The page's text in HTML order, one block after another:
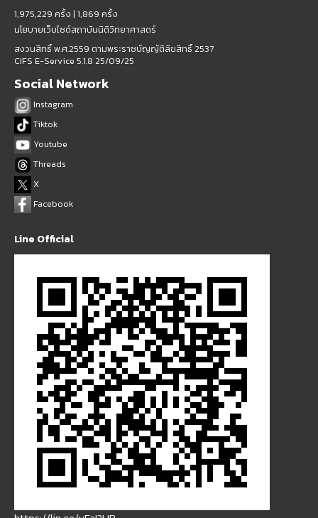
1,975,229 ครั้ง | 1,869 ครั้ง
นโยบายเว็บไซต์สถาบันนิติวิทยาศาสตร์
สงวนสิทธิ์ พ.ศ.2559 ตามพระราชบัญญัติลิขสิทธิ์ 2537
CIFS E-Service 5.1.8 25/09/25
Social Network
Instagram
Tiktok
Youtube
Threads
X
Facebook
Line Official